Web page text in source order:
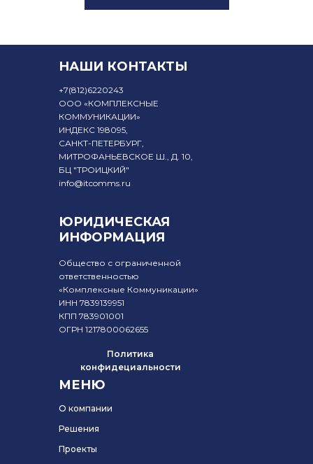
НАШИ КОНТАКТЫ
МЕНЮ
ЮРИДИЧЕСКАЯ
ИНФОРМАЦИЯ
+7(812)6220243
ООО «КОМПЛЕКСНЫЕ
КОММУНИКАЦИИ»
ИНДЕКС 198095,
САНКТ-ПЕТЕРБУРГ,
МИТРОФАНЬЕВСКОЕ Ш., Д. 10,
БЦ "ТРОИЦКИЙ"
info@itcomms.ru
Общество с ограниченной
ответственностью
«Комплексные Коммуникации»
ИНН 7839139951
КПП 783901001
ОГРН 1217800062655
О компании
Решения
Проекты
Политика
конфидециальности